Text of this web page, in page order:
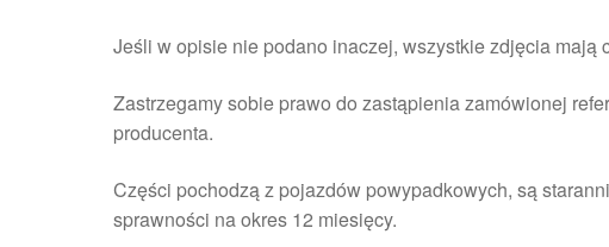
Jeśli w opisie nie podano inaczej, wszystkie zdjęcia mają
Zastrzegamy sobie prawo do zastąpienia zamówionej
producenta.
Części pochodzą z pojazdów powypadkowych, są
sprawności na okres 12 miesięcy.